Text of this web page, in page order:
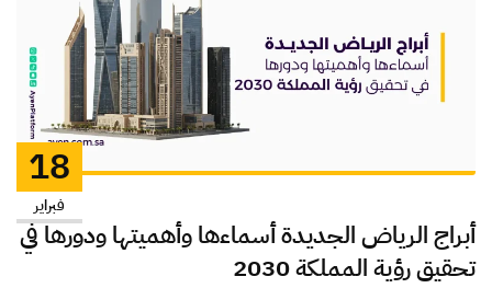
أبراج الرياض الجديدة أسماءها وأهميتها ودورها في
تحقيق رؤية المملكة 2030
18
فبراير